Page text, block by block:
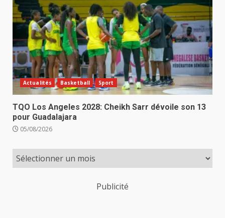
Actualités Basketball Sport
TQO Los Angeles 2028: Cheikh Sarr dévoile son 13
pour Guadalajara
05/08/2026
Publicité